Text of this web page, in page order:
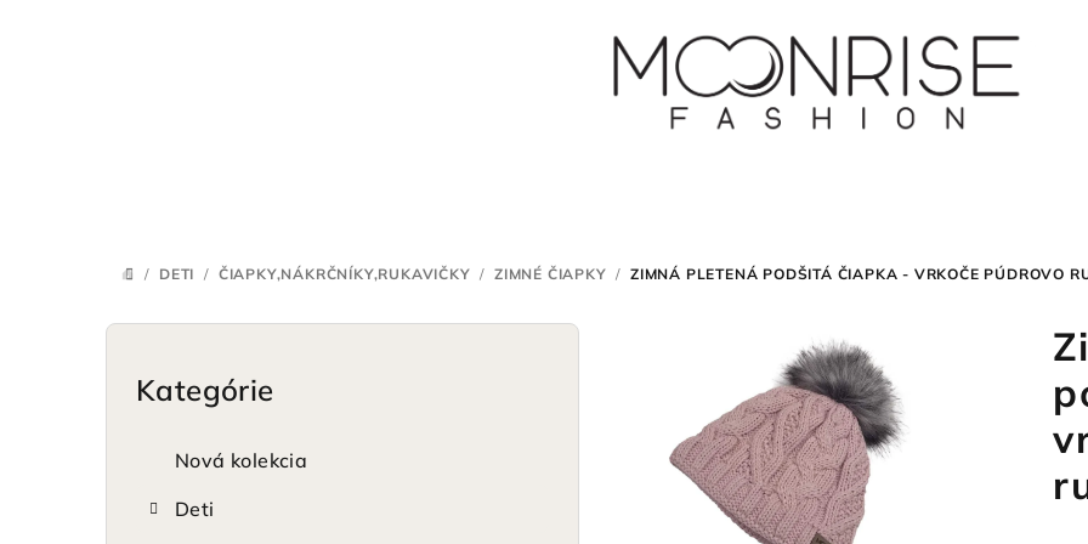
DOMOV
/ DETI / ČIAPKY,NÁKRČNÍKY,RUKAVIČKY / ZIMNÉ ČIAPKY / ZIMNÁ PLETENÁ PODŠITÁ ČIAPKA - VRKOČE PÚDROVO
B
Preskočiť
kategórie
Kategórie
Nová kolekcia
Deti